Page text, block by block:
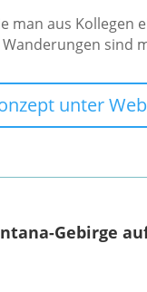
man aus Kollegen
sind
unter
Gebirge